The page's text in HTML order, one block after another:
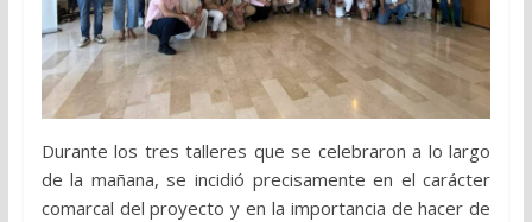
Durante los tres talleres que se celebraron a lo largo
de la mañana, se incidió precisamente en el carácter
comarcal del proyecto y en la importancia de hacer de